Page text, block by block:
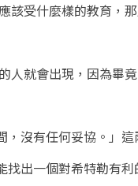
該受什麼樣的教育，
人就會出現，因為畢
沒有任何妥協。」
出一個對希特勒有